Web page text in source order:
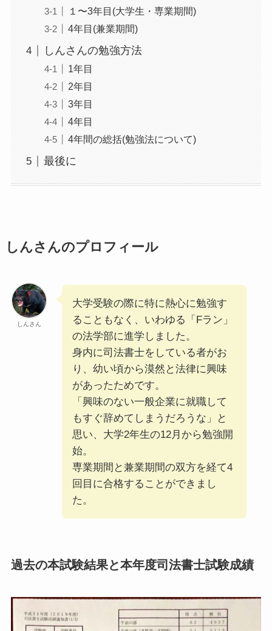
１〜3年⽬(⼤学⽣・専業期間)
4年⽬(兼業期間)
しんさんの勉強方法
1年⽬
2年⽬
3年⽬
4年⽬
4年間の総括(勉強法について)
最後に
しんさんのプロフィール
しんさん
⼤学受験の際に特に熱⼼に勉強す
ることもなく、いわゆる「Fラン」
の法学部に進学しました。
⾝内に司法書⼠をしている者がお
り、幼い頃から漠然と法律に興味
があったためです。
「興味のない⼀般企業に就職して
もすぐ辞めてしまうだろうな」と
思い、⼤学2年⽣の12⽉から勉強開
始。
専業期間と兼業期間の双⽅を経て4
回⽬に合格することができまし
た。
過去の本試験結果と本年度司法書士試験成績